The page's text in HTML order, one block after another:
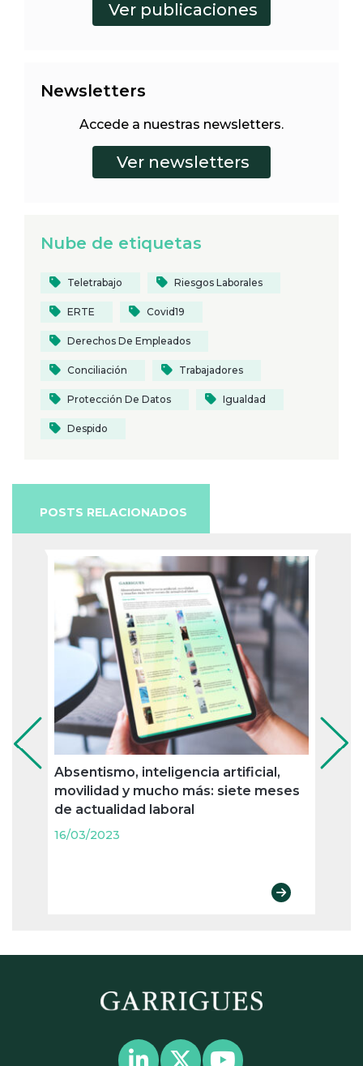
Newsletters
Accede a nuestras newsletters.
Nube de etiquetas
Teletrabajo Riesgos Laborales
ERTE Covid19
Derechos De Empleados
Conciliación Trabajadores
Protección De Datos Igualdad
Despido
POSTS RELACIONADOS
Absentismo, inteligencia artificial,
movilidad y mucho más: siete meses
de actualidad laboral
16/03/2023